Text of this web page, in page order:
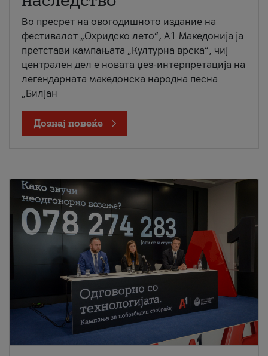
Во пресрет на овогодишното издание на
фестивалот „Охридско лето“, А1 Македонија ја
претстави кампањата „Културна врска“, чиј
централен дел е новата џез-интерпретација на
легендарната македонска народна песна
„Билјан
Дознај повеќе